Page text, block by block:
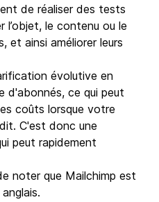
de réaliser des tests
l’objet, le contenu ou le
et ainsi améliorer leurs
évolutive en
ce qui peut
coûts lorsque votre
C'est donc une
peut rapidement
noter que Mailchimp est